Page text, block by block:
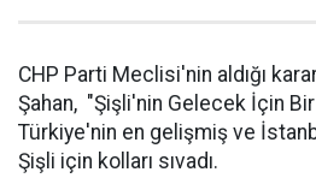
CHP Parti Meclisi'nin aldığı
Şahan, "Şişli'nin Gelecek İçin
Türkiye'nin en gelişmiş ve
Şişli için kolları sıvadı.